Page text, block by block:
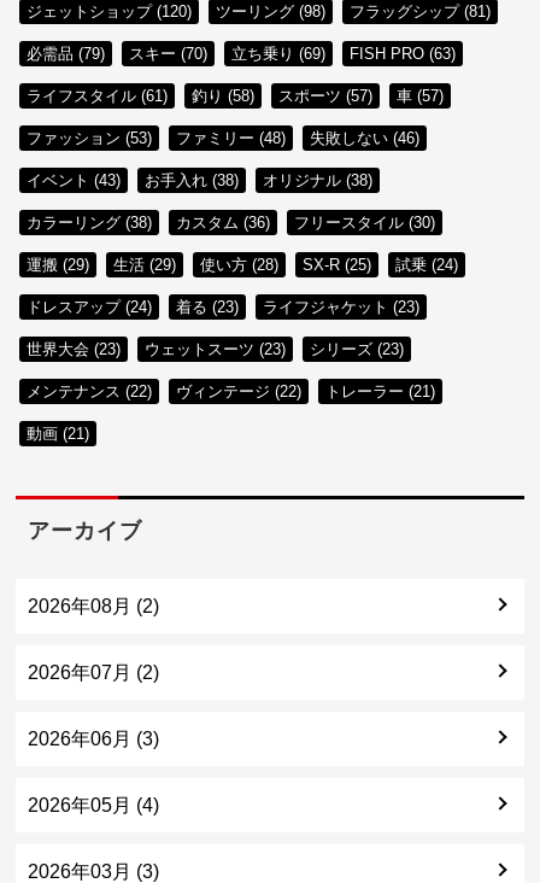
ジェットショップ (120) ツーリング (98) フラッグシップ (81)
必需品 (79) スキー (70) 立ち乗り (69) FISH PRO (63)
ライフスタイル (61) 釣り (58) スポーツ (57) 車 (57)
ファッション (53) ファミリー (48) 失敗しない (46)
イベント (43) お手入れ (38) オリジナル (38)
カラーリング (38) カスタム (36) フリースタイル (30)
運搬 (29) 生活 (29) 使い方 (28) SX-R (25) 試乗 (24)
ドレスアップ (24) 着る (23) ライフジャケット (23)
世界大会 (23) ウェットスーツ (23) シリーズ (23)
メンテナンス (22) ヴィンテージ (22) トレーラー (21)
動画 (21)
アーカイブ
2026年08月 (2)
2026年07月 (2)
2026年06月 (3)
2026年05月 (4)
2026年03月 (3)